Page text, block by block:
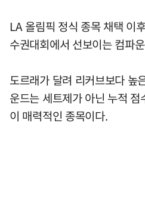
LA 올림픽 정식 종목 채택 이
수권대회에서 선보이는 컴파
도르래가 달려 리커브보다 높
운드는 세트제가 아닌 누적
이 매력적인 종목이다.